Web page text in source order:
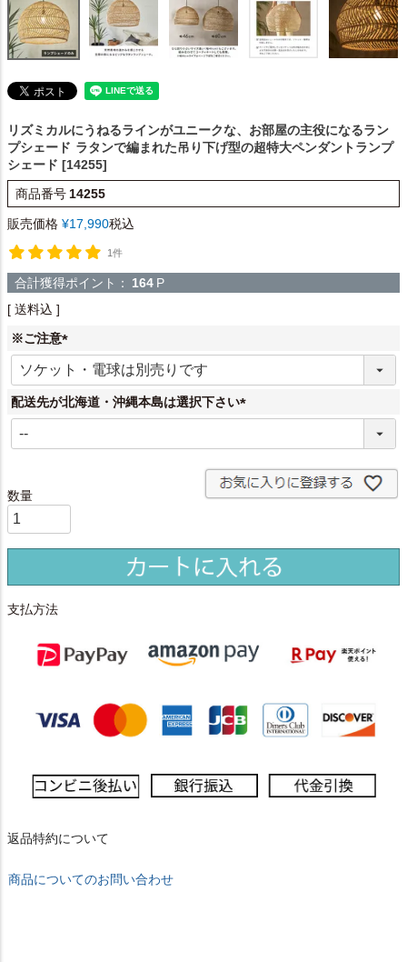
リズミカルにうねるラインがユニークな、お部屋の主役になるラン
プシェード ラタンで編まれた吊り下げ型の超特大ペンダントランプ
シェード [14255]
商品番号 14255
販売価格 ¥17,990税込
1件
合計獲得ポイント： 164 P
送料込
※ご注意
(
必
須
配送先が北海道・沖縄本島は選択下さい
(
)
支払方法
返品特約について
商品についてのお問い合わせ